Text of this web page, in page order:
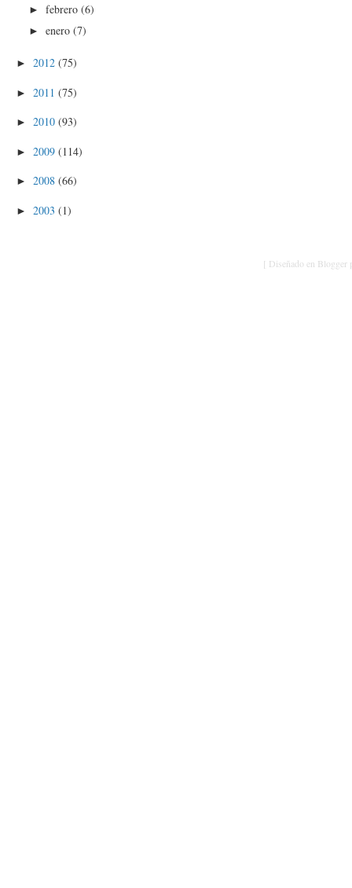
►febrero(6)
►enero(7)
► 2012 (75)
► 2011 (75)
► 2010 (93)
► 2009 (114)
► 2008 (66)
► 2003 (1)
[ Diseñado en Blogger